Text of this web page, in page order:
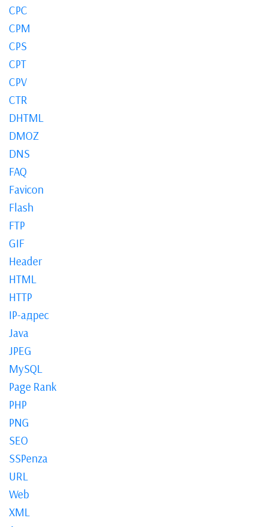
CPC
CPM
CPS
CPT
CPV
CTR
DHTML
DMOZ
DNS
FAQ
Favicon
Flash
FTP
GIF
Header
HTML
HTTP
IP-адрес
Java
JPEG
MySQL
Page Rank
PHP
PNG
SEO
SSPenza
URL
Web
XML